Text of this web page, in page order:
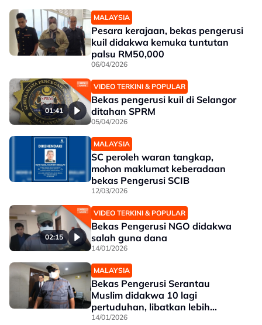
MALAYSIA
Pesara kerajaan, bekas pengerusi
kuil didakwa kemuka tuntutan
palsu RM50,000
06/04/2026
01:41
VIDEO TERKINI & POPULAR
Bekas pengerusi kuil di Selangor
ditahan SPRM
05/04/2026
MALAYSIA
SC peroleh waran tangkap,
mohon maklumat keberadaan
bekas Pengerusi SCIB
12/03/2026
02:15
VIDEO TERKINI & POPULAR
Bekas Pengerusi NGO didakwa
salah guna dana
14/01/2026
MALAYSIA
Bekas Pengerusi Serantau
Muslim didakwa 10 lagi
pertuduhan, libatkan lebih
RM631,000
14/01/2026